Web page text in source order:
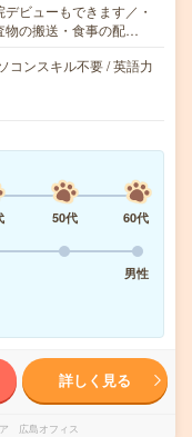
ビューもできます／・
物の搬送・食事の配…
コンスキル不要 / 英語力
50代
60代
男性
詳しく見る
広島オフィス